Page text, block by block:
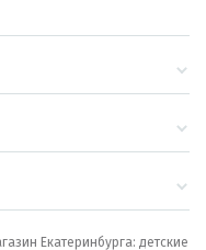
Екатеринбурга: детские